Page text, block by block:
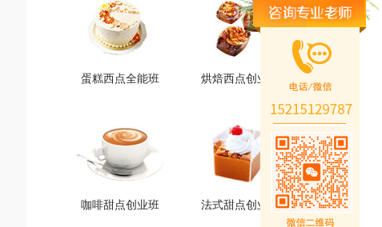
蛋糕西点全能班
蛋糕西点全能班
火爆的专业
烘焙西点创业班
烘焙西点创业班
火爆的专业
咖啡甜点创业班 法式甜点创业班